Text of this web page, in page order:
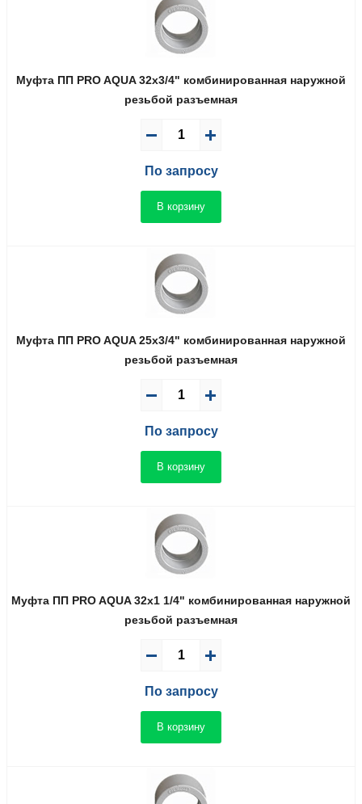
Муфта ПП PRO AQUA 32x3/4" комбинированная наружной
резьбой разъемная
По запросу
В корзину
Муфта ПП PRO AQUA 25x3/4" комбинированная наружной
резьбой разъемная
По запросу
В корзину
Муфта ПП PRO AQUA 32x1 1/4" комбинированная наружной
резьбой разъемная
По запросу
В корзину